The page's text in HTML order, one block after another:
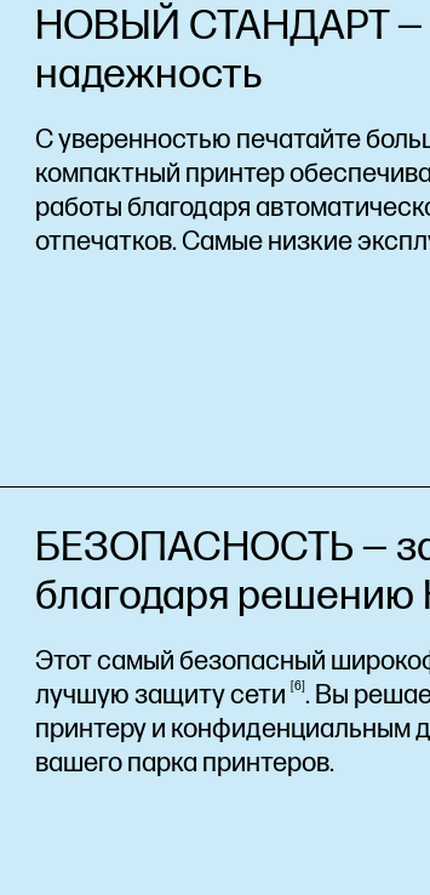
НОВЫЙ СТАНДАРТ —
надежность
С уверенностью печатайте
компактный принтер
работы благодаря
отпечатков. Самые низкие
БЕЗОПАСНОСТЬ —
благодаря решению
Этот самый безопасный
лучшую защитусети 6 . Вы
принтеру и конфиденциальным
вашего парка принтеров.